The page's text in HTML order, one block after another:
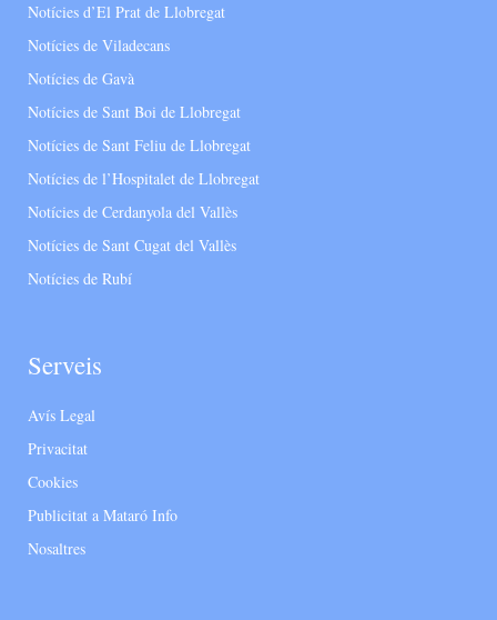
Notícies d’El Prat de Llobregat
Notícies de Viladecans
Notícies de Gavà
Notícies de Sant Boi de Llobregat
Notícies de Sant Feliu de Llobregat
Notícies de l’Hospitalet de Llobregat
Notícies de Cerdanyola del Vallès
Notícies de Sant Cugat del Vallès
Notícies de Rubí
Serveis
Avís Legal
Privacitat
Cookies
Publicitat a Mataró Info
Nosaltres